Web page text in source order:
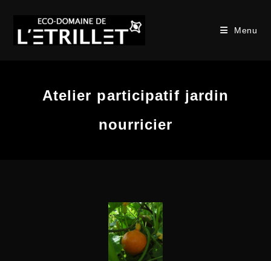
Menu
Atelier participatif jardin
nourricier